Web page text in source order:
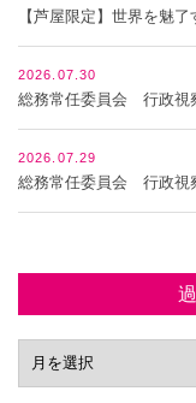
【芦屋限定】世界を魅
2026.07.30
総務常任委員会 行政視
2026.07.29
総務常任委員会 行政視